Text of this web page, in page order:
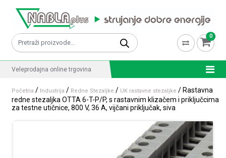
Pretraži: 0
Veleprodajna online trgovina
Početna / Industrija / Redne Stezaljke / UK rastavne stezaljke / Rastavna
redne stezaljka OTTA 6-T-P/P, s rastavnim klizačem i priključcima
za testne utičnice, 800 V, 36 A, vijčani priključak, siva